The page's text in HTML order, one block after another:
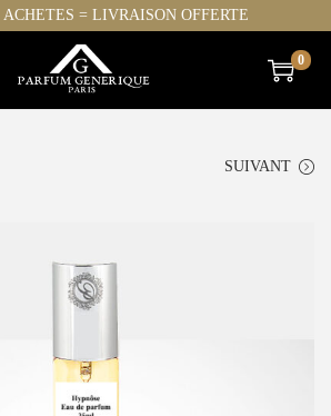
ACHETES = LIVRAISON OFFERTE
0
SUIVANT